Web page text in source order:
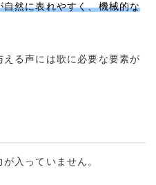
然に表れやすく、機械的な
る声には歌に必要な要素が
入っていません。